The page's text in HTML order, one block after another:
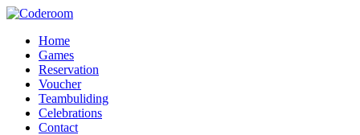
Home
Games
Reservation
Voucher
Teambuliding
Celebrations
Contact